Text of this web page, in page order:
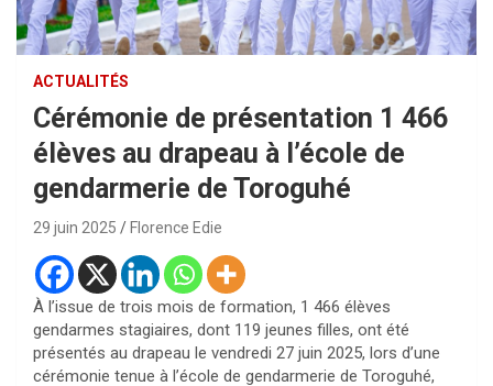
ACTUALITÉS
Cérémonie de présentation 1 466
élèves au drapeau à l’école de
gendarmerie de Toroguhé
29 juin 2025 Florence Edie
À l’issue de trois mois de formation, 1 466 élèves
gendarmes stagiaires, dont 119 jeunes filles, ont été
présentés au drapeau le vendredi 27 juin 2025, lors d’une
cérémonie tenue à l’école de gendarmerie de Toroguhé,